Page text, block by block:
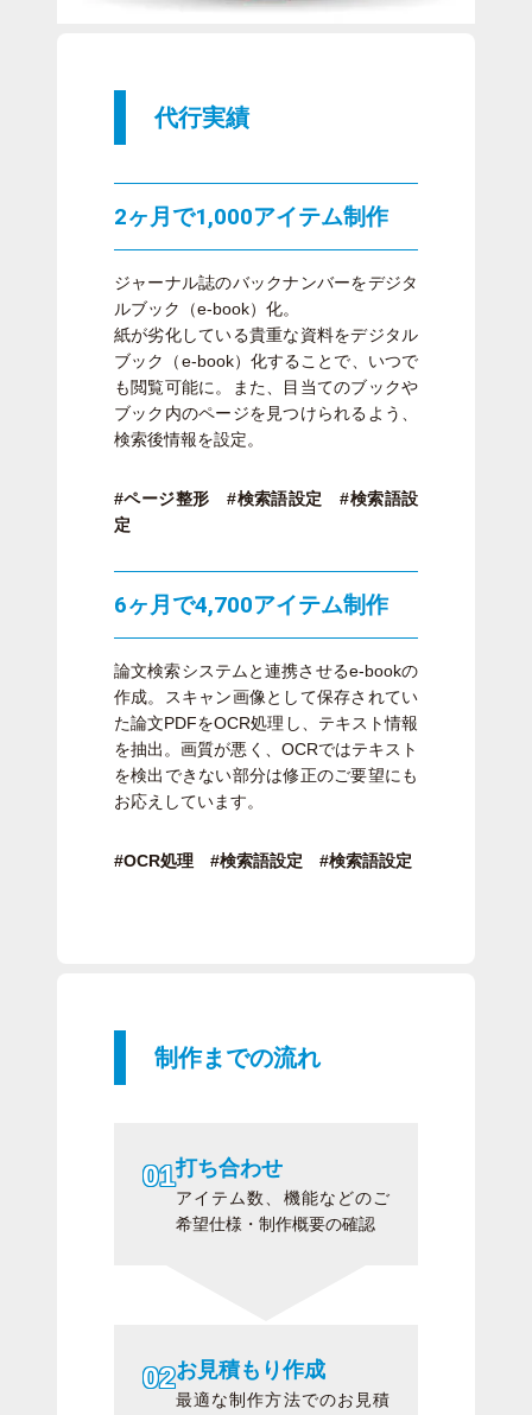
代行実績
2ヶ月で1,000アイテム制作
ジャーナル誌のバックナンバーをデジタ
ルブック（e-book）化。
紙が劣化している貴重な資料をデジタル
ブック（e-book）化することで、いつで
も閲覧可能に。また、目当てのブックや
ブック内のページを見つけられるよう、
検索後情報を設定。
#ページ整形 #検索語設定 #検索語設
定
6ヶ月で4,700アイテム制作
論文検索システムと連携させるe-bookの
作成。スキャン画像として保存されてい
た論文PDFをOCR処理し、テキスト情報
を抽出。画質が悪く、OCRではテキスト
を検出できない部分は修正のご要望にも
お応えしています。
#OCR処理 #検索語設定 #検索語設定
制作までの流れ
打ち合わせ
アイテム数、機能などのご
希望仕様・制作概要の確認
お見積もり作成
最適な制作方法でのお見積